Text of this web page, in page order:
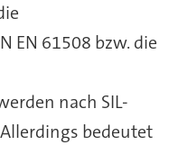
EN 61508 bzw. die
nach SIL-
bedeutet